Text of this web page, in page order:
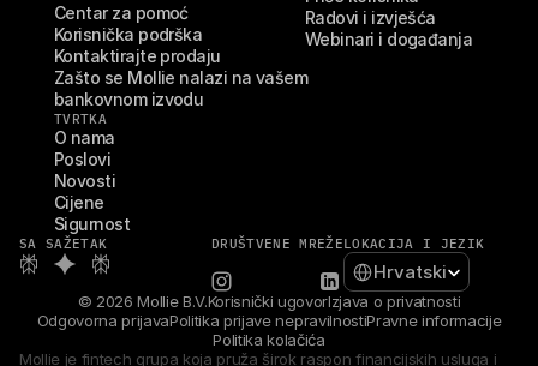
Centar za pomoć
Korisnička podrška
Kontaktirajte prodaju
Zašto se Mollie nalazi na vašem
bankovnom izvodu
TVRTKA
O nama
Poslovi
Novosti
Cijene
Sigurnost
Radovi i izvješća
Webinari i događanja
SA SAŽETAK DRUŠTVENE MREŽELOKACIJA I JEZIK
Select Language
Hrvatski
© 2026 Mollie B.V.Korisnički ugovorIzjava o privatnosti
Odgovorna prijavaPolitika prijave nepravilnostiPravne informacije
Politika kolačića
Mollie je fintech grupa koja pruža širok raspon financijskih usluga i